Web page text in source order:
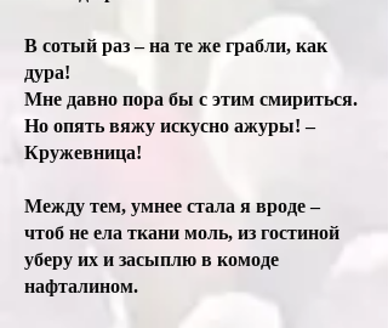
В сотый раз – на те же грабли, как
дура!
Мне давно пора бы с этим смириться.
Но опять вяжу искусно ажуры! –
Кружевница!
Между тем, умнее стала я вроде –
чтоб не ела ткани моль, из гостиной
уберу их и засыплю в комоде
нафталином.